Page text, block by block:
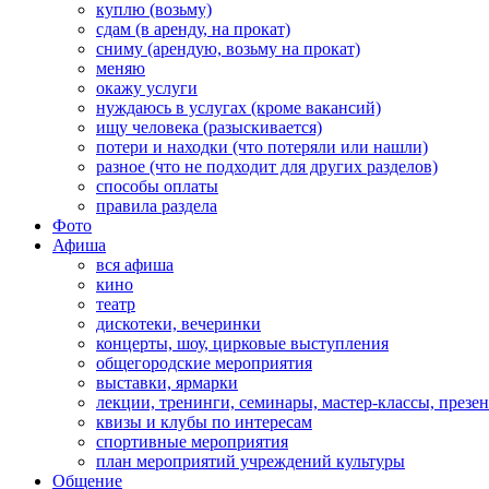
куплю (возьму)
сдам (в аренду, на прокат)
сниму (арендую, возьму на прокат)
меняю
окажу услуги
нуждаюсь в услугах (кроме вакансий)
ищу человека (разыскивается)
потери и находки (что потеряли или нашли)
разное (что не подходит для других разделов)
способы оплаты
правила раздела
Фото
Афиша
вся афиша
кино
театр
дискотеки, вечеринки
концерты, шоу, цирковые выступления
общегородские мероприятия
выставки, ярмарки
лекции, тренинги, семинары, мастер-классы,
квизы и клубы по интересам
спортивные мероприятия
план мероприятий учреждений культуры
Общение